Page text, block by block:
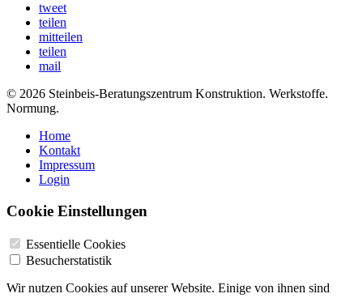
tweet
teilen
mitteilen
teilen
mail
© 2026 Steinbeis-Beratungszentrum Konstruktion. Werkstoffe.
Normung.
Home
Kontakt
Impressum
Login
Cookie Einstellungen
Essentielle Cookies
Besucherstatistik
Wir nutzen Cookies auf unserer Website. Einige von ihnen sind